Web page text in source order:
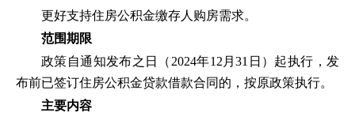
更好支持住房公积金缴存人购房需求。
范围期限
政策自通知发布之日（2024年12月31日）起执行，发
布前已签订住房公积金贷款借款合同的，按原政策执行。
主要内容